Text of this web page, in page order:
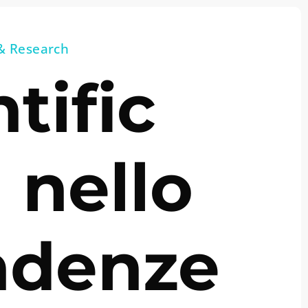
Research
nello